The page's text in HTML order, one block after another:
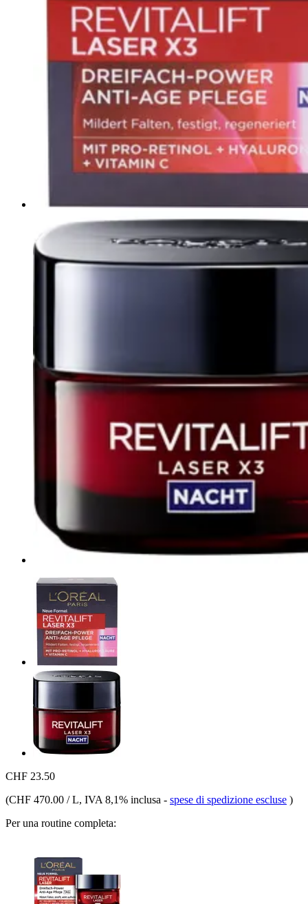
CHF 23.50
(CHF 470.00 / L, IVA 8,1% inclusa - spese di spedizione escluse )
Per una routine completa: